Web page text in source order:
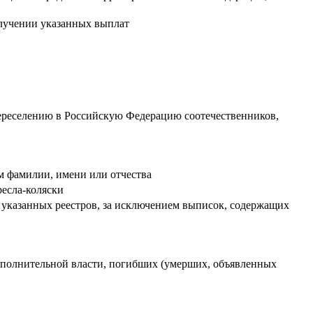
указанных выплат
в Российскую Федерацию соотечественников,
фамилии, имени или отчества
коляски
реестров, за исключением выписок, содержащих
власти, погибших (умерших, объявленных